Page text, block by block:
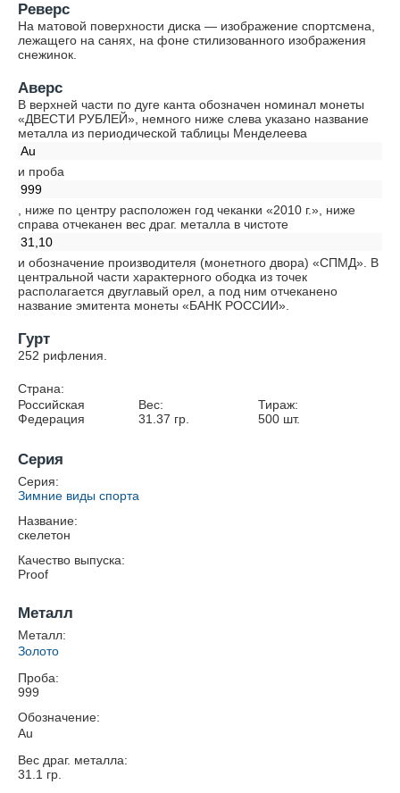
Реверс
На матовой поверхности диска — изображение спортсмена,
лежащего на санях, на фоне стилизованного изображения
снежинок.
Аверс
В верхней части по дуге канта обозначен номинал монеты
«ДВЕСТИ РУБЛЕЙ», немного ниже слева указано название
металла из периодической таблицы Менделеева
Au
и проба
999
, ниже по центру расположен год чеканки «2010 г.», ниже
справа отчеканен вес драг. металла в чистоте
31,10
и обозначение производителя (монетного двора) «СПМД». В
центральной части характерного ободка из точек
располагается двуглавый орел, а под ним отчеканено
название эмитента монеты «БАНК РОССИИ».
Гурт
252 рифления.
Страна:
Российская
Федерация
Вес:
31.37 гр.
Тираж:
500 шт.
Серия
Серия:
Зимние виды спорта
Название:
скелетон
Качество выпуска:
Proof
Металл
Металл:
Золото
Проба:
999
Обозначение:
Au
Вес драг. металла:
31.1 гр.